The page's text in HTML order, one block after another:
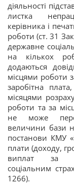
діяльності
листка
керівника і
роботи (ст. 31
державне
на кількох
додаються
місцями роботи
заробітна
місяцями
роботи та за
не може
величини бази
постанови КМУ
плати (доходу,
виплат за
соціальним
1266).